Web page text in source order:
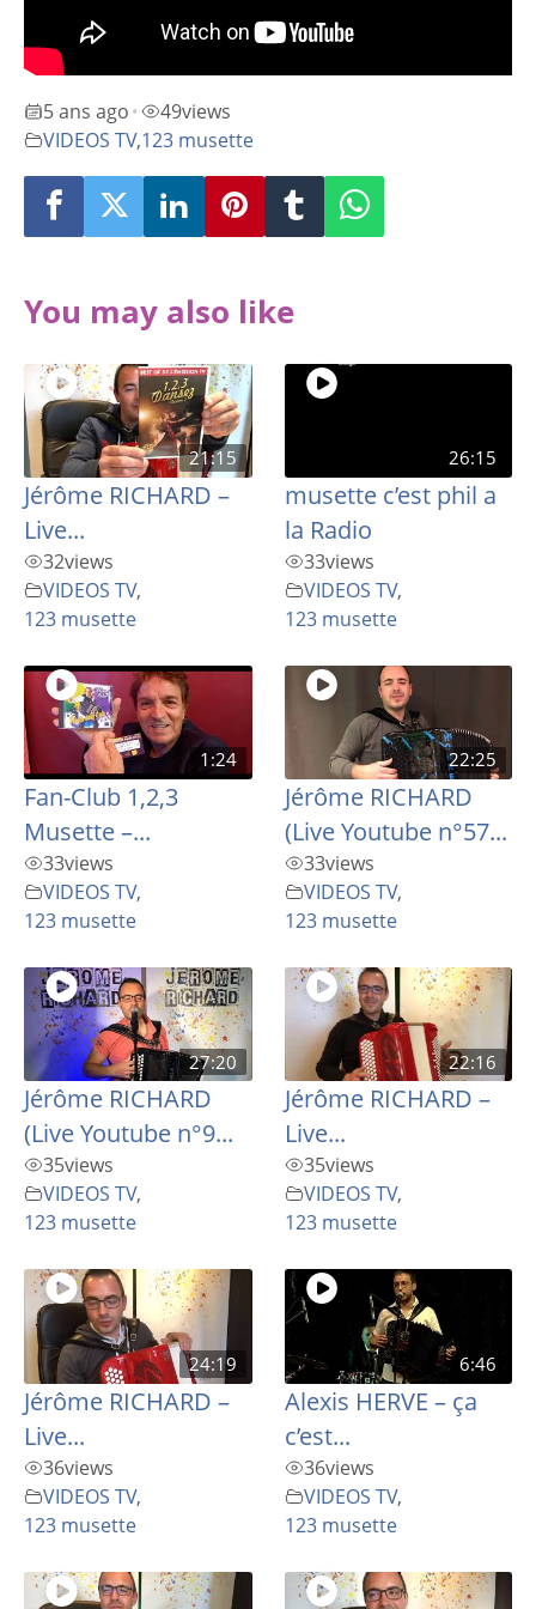
5 ans ago • 49views
VIDEOS TV,123 musette
You may also like
21:15
Jérôme RICHARD –
Live...
32views
VIDEOS TV,
123 musette
26:15
musette c’est phil a
la Radio
33views
VIDEOS TV,
123 musette
1:24
Fan-Club 1,2,3
Musette –...
33views
VIDEOS TV,
123 musette
22:25
Jérôme RICHARD
(Live Youtube n°57...
33views
VIDEOS TV,
123 musette
27:20
Jérôme RICHARD
(Live Youtube n°9...
35views
VIDEOS TV,
123 musette
22:16
Jérôme RICHARD –
Live...
35views
VIDEOS TV,
123 musette
24:19
Jérôme RICHARD –
Live...
36views
VIDEOS TV,
123 musette
6:46
Alexis HERVE – ça
c’est...
36views
VIDEOS TV,
123 musette